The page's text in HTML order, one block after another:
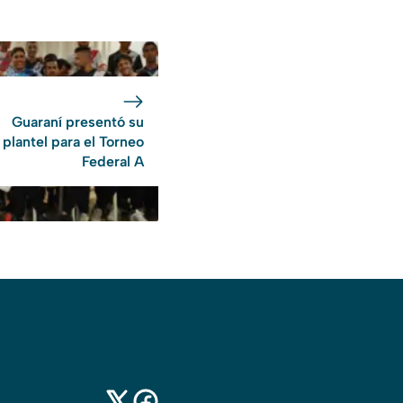
Guaraní presentó su
plantel para el Torneo
Federal A